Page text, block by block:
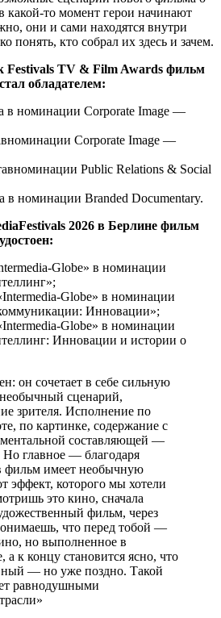
какой-то момент герои начинают
они и сами находятся внутри
понять, кто собрал их здесь и зачем.
Festivals TV & Film Awards фильм
обладателем:
в номинации Corporate Image —
Corporate Image —
Public Relations & Social
в номинации Branded Documentary.
2026 в Берлине фильм
Globe» в номинации
Globe» в номинации
Инновации»;
Globe» в номинации
Инновации и истории о
он сочетает в себе сильную
сценарий,
зрителя. Исполнение по
по картинке, содержание с
составляющей —
Но главное — благодаря
имеет необычную
эффект, которого мы хотели
это кино, сначала
фильм, через
что перед тобой —
но выполненное в
к концу становится ясно, что
— но уже поздно. Такой
равнодушными